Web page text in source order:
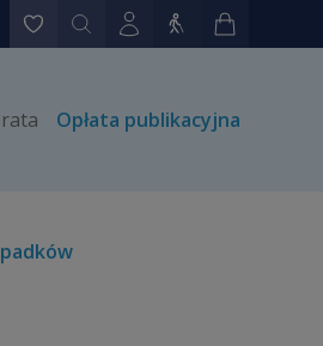
Opłata publikacyjna